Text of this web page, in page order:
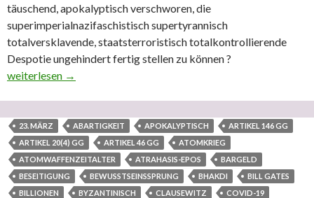
täuschend, apokalyptisch verschworen, die
superimperialnazifaschistisch supertyrannisch
totalversklavende, staatsterroristisch totalkontrollierende
Despotie ungehindert fertig stellen zu können ?
Längst bewusst gemacht; wiederholt bestätigt: Demos,
weiterlesen →
23. MÄRZ ABARTIGKEIT APOKALYPTISCH
ARTIKEL 146 GG
ARTIKEL 20(4) GG
ARTIKEL 46 GG
ATOMKRIEG
ATOMWAFFENZEITALTER
ATRAHASIS-EPOS
BARGELD
BESEITIGUNG
BEWUSSTSEINSSPRUNG BHAKDI
BILL GATES
BILLIONEN
BYZANTINISCH CLAUSEWITZ
COVID-19